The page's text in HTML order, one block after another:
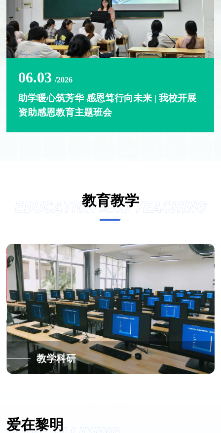
06.03 /2026
助学暖心筑芳华 感恩笃行向未来 | 我校开展
资助感恩教育主题班会
教育教学
教学科研
爱在黎明